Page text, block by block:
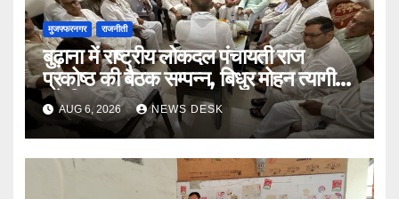
मुजफ्फरनगर राजनीती
बुढ़ाना में राष्ट्रीय लोकदल पंचायती राज
प्रकोष्ठ की बैठक सम्पन्न, बिधुर मोहन त्यागी
बने जिलाध्यक्ष
AUG 6, 2026 NEWS DESK